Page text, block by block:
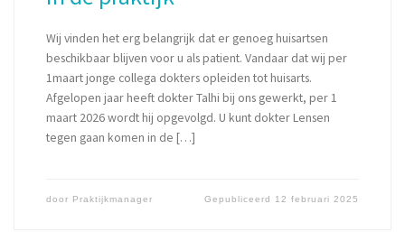
Wij vinden het erg belangrijk dat er genoeg huisartsen
beschikbaar blijven voor u als patient. Vandaar dat wij per
1maart jonge collega dokters opleiden tot huisarts.
Afgelopen jaar heeft dokter Talhi bij ons gewerkt, per 1
maart 2026 wordt hij opgevolgd. U kunt dokter Lensen
tegen gaan komen in de […]
door Praktijkmanager Gepubliceerd 12 februari 2025